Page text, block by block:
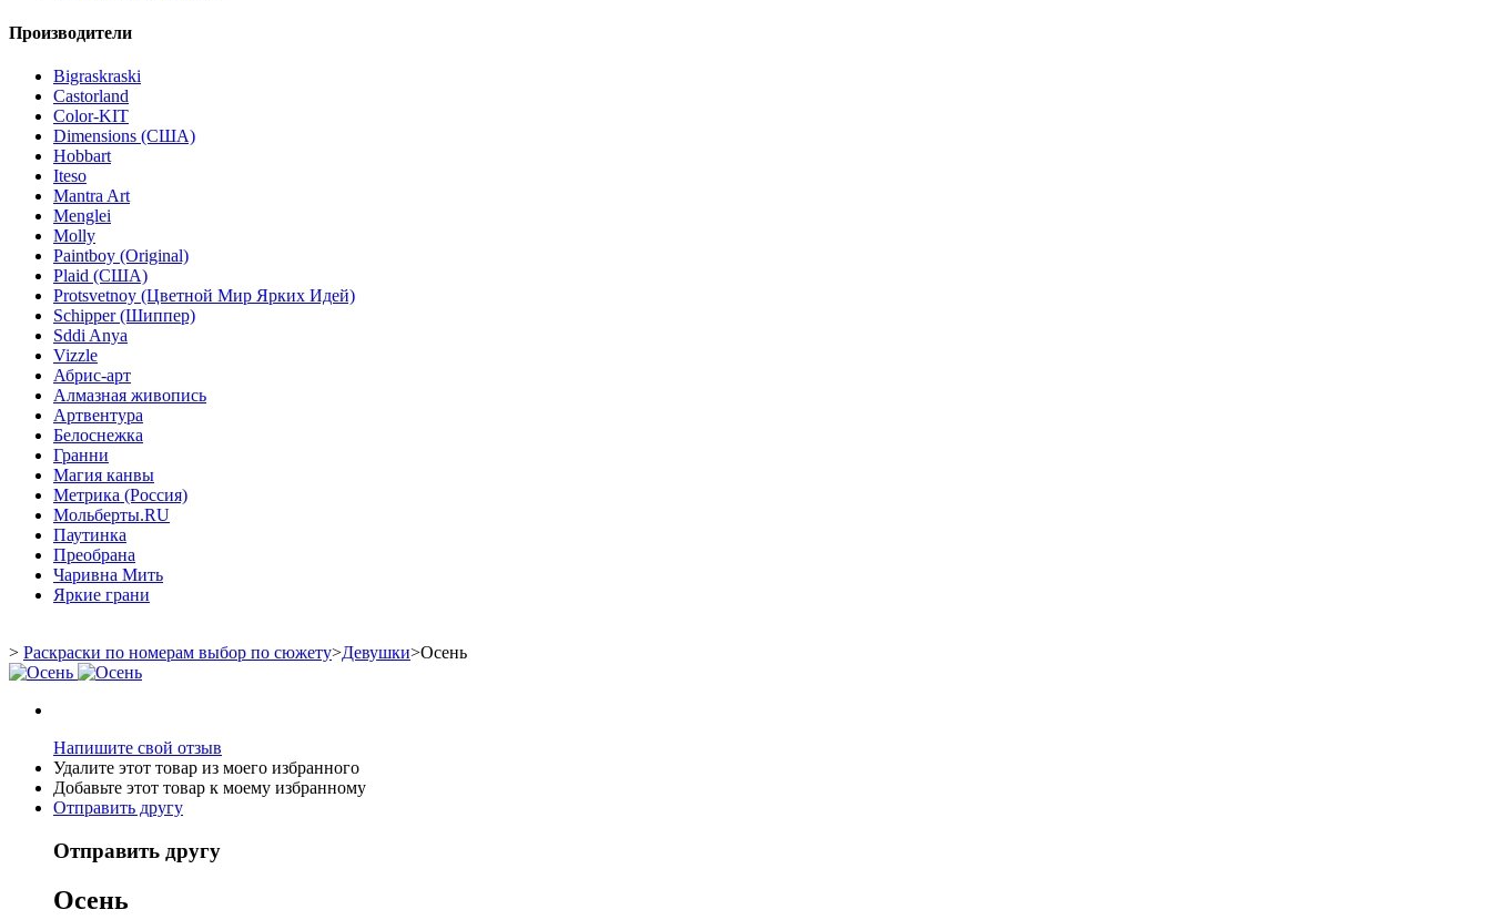
Производители
Bigraskraski
Castorland
Color-KIT
Dimensions (США)
Hobbart
Iteso
Mantra Art
Menglei
Molly
Paintboy (Original)
Plaid (США)
Protsvetnoy (Цветной Мир Ярких Идей)
Schipper (Шиппер)
Sddi Anya
Vizzle
Абрис-арт
Алмазная живопись
Артвентура
Белоснежка
Гранни
Магия канвы
Метрика (Россия)
Мольберты.RU
Паутинка
Преобрана
Чаривна Мить
Яркие грани
> Раскраски по номерам выбор по сюжету>Девушки>Осень
Напишите свой отзыв
Удалите этот товар из моего избранного
Добавьте этот товар к моему избранному
Отправить другу
Отправить другу
Осень